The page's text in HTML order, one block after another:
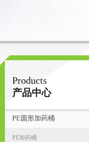
宁波君益塑业有限公司
Products
产品中心
PE圆形加药桶
PE加药桶